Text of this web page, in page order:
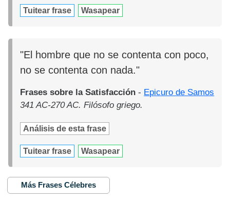
Tuitear frase Wasapear
"El hombre que no se contenta con poco,
no se contenta con nada."
Frases sobre la Satisfacción - Epicuro de Samos
341 AC-270 AC. Filósofo griego.
Análisis de esta frase
Tuitear frase Wasapear
Más Frases Célebres